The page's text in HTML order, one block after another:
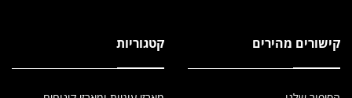
קישורים מהירים קטגוריות